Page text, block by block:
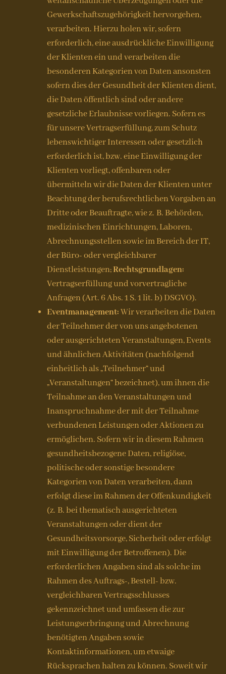
Gewerkschaftszugehörigkeit hervorgehen,
verarbeiten. Hierzu holen wir, sofern
erforderlich, eine ausdrückliche Einwilligung
der Klienten ein und verarbeiten die
besonderen Kategorien von Daten ansonsten
sofern dies der Gesundheit der Klienten dient,
die Daten öffentlich sind oder andere
gesetzliche Erlaubnisse vorliegen. Sofern es
für unsere Vertragserfüllung, zum Schutz
lebenswichtiger Interessen oder gesetzlich
erforderlich ist, bzw. eine Einwilligung der
Klienten vorliegt, offenbaren oder
übermitteln wir die Daten der Klienten unter
Beachtung der berufsrechtlichen Vorgaben an
Dritte oder Beauftragte, wie z. B. Behörden,
medizinischen Einrichtungen, Laboren,
Abrechnungsstellen sowie im Bereich der IT,
der Büro- oder vergleichbarer
Dienstleistungen;Rechtsgrundlagen:
Vertragserfüllung und vorvertragliche
Anfragen (Art. 6 Abs. 1 S. 1 lit. b) DSGVO).
Eventmanagement:Wir verarbeiten die Daten
der Teilnehmer der von uns angebotenen
oder ausgerichteten Veranstaltungen, Events
und ähnlichen Aktivitäten (nachfolgend
einheitlich als „Teilnehmer“ und
„Veranstaltungen“ bezeichnet), um ihnen die
Teilnahme an den Veranstaltungen und
Inanspruchnahme der mit der Teilnahme
verbundenen Leistungen oder Aktionen zu
ermöglichen. Sofern wir in diesem Rahmen
gesundheitsbezogene Daten, religiöse,
politische oder sonstige besondere
Kategorien von Daten verarbeiten, dann
erfolgt diese im Rahmen der Offenkundigkeit
(z. B. bei thematisch ausgerichteten
Veranstaltungen oder dient der
Gesundheitsvorsorge, Sicherheit oder erfolgt
mit Einwilligung der Betroffenen). Die
erforderlichen Angaben sind als solche im
Rahmen des Auftrags-, Bestell- bzw.
vergleichbaren Vertragsschlusses
gekennzeichnet und umfassen die zur
Leistungserbringung und Abrechnung
benötigten Angaben sowie
Kontaktinformationen, um etwaige
Rücksprachen halten zu können. Soweit wir